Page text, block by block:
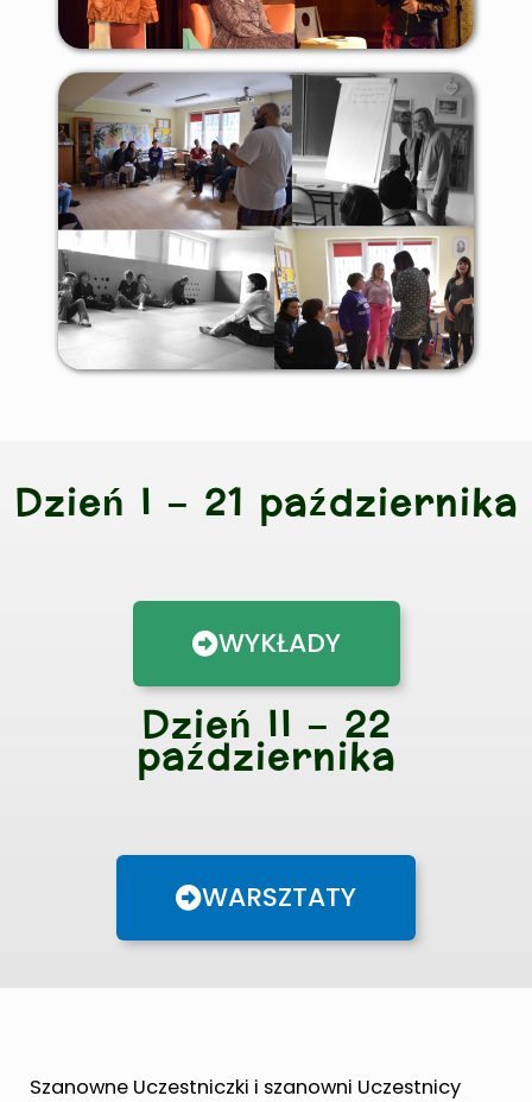
Dzień I – 21 października
WYKŁADY
Dzień II – 22
października
WARSZTATY
Szanowne Uczestniczki i szanowni Uczestnicy